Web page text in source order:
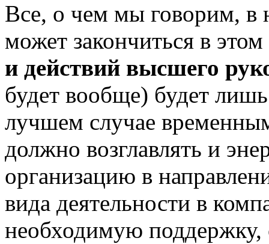
Все, о чем мы говорим, в
может закончиться в
и действий высшего
будет вообще) будет
лучшем случае
должно возглавлять и
организацию в
вида деятельности в
необходимую поддержку,